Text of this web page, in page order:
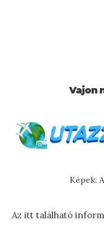
Vajon
Képek:
Az itt található